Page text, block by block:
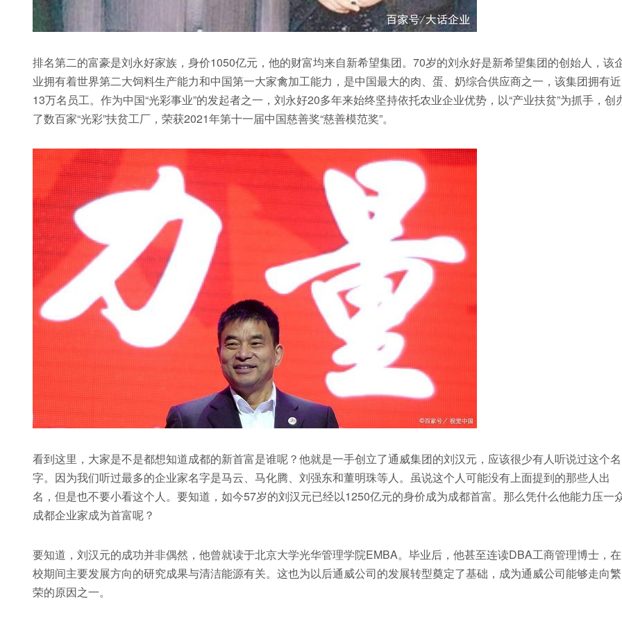
排名第二的富豪是刘永好家族，身价1050亿元，他的财富均来自新希望集团。70岁的刘永好是新希望集团的创始人，该
业拥有着世界第二大饲料生产能力和中国第一大家禽加工能力，是中国最大的肉、蛋、奶综合供应商之一，该集团拥有近
13万名员工。作为中国“光彩事业”的发起者之一，刘永好20多年来始终坚持依托农业企业优势，以“产业扶贫”为抓手，创
了数百家“光彩”扶贫工厂，荣获2021年第十一届中国慈善奖“慈善模范奖”。
看到这里，大家是不是都想知道成都的新首富是谁呢？他就是一手创立了通威集团的刘汉元，应该很少有人听说过这个名
字。因为我们听过最多的企业家名字是马云、马化腾、刘强东和董明珠等人。虽说这个人可能没有上面提到的那些人出
名，但是也不要小看这个人。要知道，如今57岁的刘汉元已经以1250亿元的身价成为成都首富。那么凭什么他能力压一
成都企业家成为首富呢？
要知道，刘汉元的成功并非偶然，他曾就读于北京大学光华管理学院EMBA。毕业后，他甚至连读DBA工商管理博士，在
校期间主要发展方向的研究成果与清洁能源有关。这也为以后通威公司的发展转型奠定了基础，成为通威公司能够走向繁
荣的原因之一。